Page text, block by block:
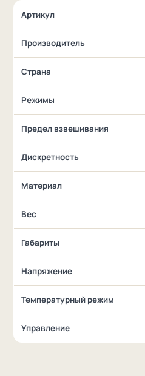
Артикул
Производитель
Страна
Режимы
Предел взвешивания
Дискретность
Материал
Вес
Габариты
Напряжение
Температурный режим
Управление